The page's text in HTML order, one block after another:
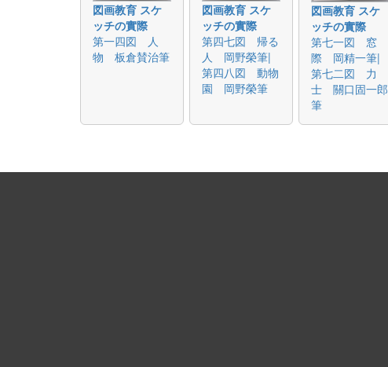
図画教育 スケ
ッチの實際
第一四図 人
物 板倉賛治筆
図画教育 スケ
ッチの實際
第四七図 帰る
人 岡野榮筆|
第四八図 動物
園 岡野榮筆
図画教育 スケ
ッチの實際
第七一図 窓
際 岡精一筆|
第七二図 力
士 關口固一郎
筆